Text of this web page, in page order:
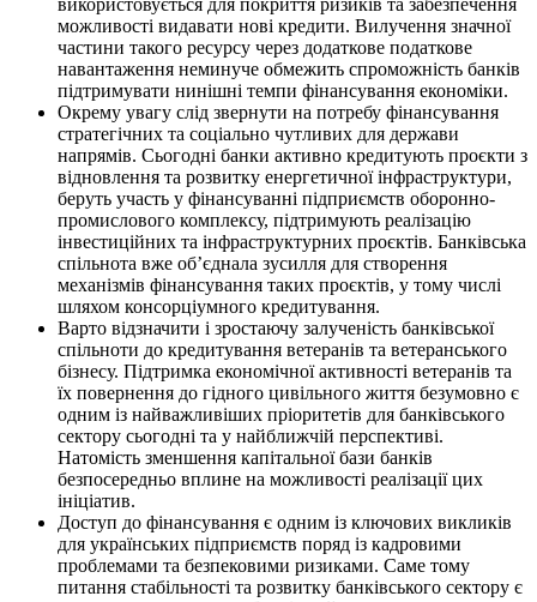
можливості видавати нові кредити. Вилучення значної
частини такого ресурсу через додаткове податкове
навантаження неминуче обмежить спроможність банків
підтримувати нинішні темпи фінансування економіки.
Окрему увагу слід звернути на потребу фінансування
стратегічних та соціально чутливих для держави
напрямів. Сьогодні банки активно кредитують проєкти з
відновлення та розвитку енергетичної інфраструктури,
беруть участь у фінансуванні підприємств оборонно-
промислового комплексу, підтримують реалізацію
інвестиційних та інфраструктурних проєктів. Банківська
спільнота вже об’єднала зусилля для створення
механізмів фінансування таких проєктів, у тому числі
шляхом консорціумного кредитування.
Варто відзначити і зростаючу залученість банківської
спільноти до кредитування ветеранів та ветеранського
бізнесу. Підтримка економічної активності ветеранів та
їх повернення до гідного цивільного життя безумовно є
одним із найважливіших пріоритетів для банківського
сектору сьогодні та у найближчій перспективі.
Натомість зменшення капітальної бази банків
безпосередньо вплине на можливості реалізації цих
ініціатив.
Доступ до фінансування є одним із ключових викликів
для українських підприємств поряд із кадровими
проблемами та безпековими ризиками. Саме тому
питання стабільності та розвитку банківського сектору є